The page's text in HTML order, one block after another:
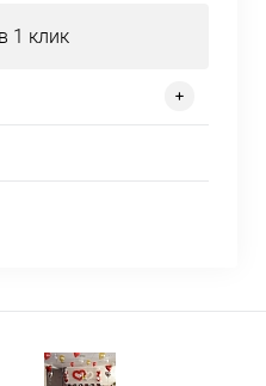
1 клик